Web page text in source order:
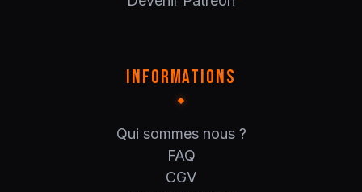
INFORMATIONS
Qui sommes nous ?
FAQ
CGV